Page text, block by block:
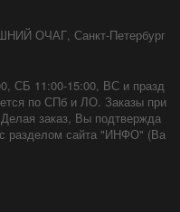
ОЧАГ, Санкт-Петербург
СБ 11:00-15:00, ВС и празд
по СПб и ЛО. Заказы при
заказ, Вы подтвержда
с разделом сайта "ИНФО" (Ва